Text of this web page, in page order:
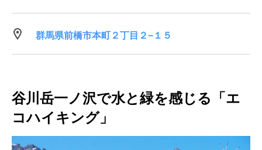
群馬県前橋市本町２丁目２−１５
谷川岳一ノ沢で水と緑を感じる「エ
コハイキング」